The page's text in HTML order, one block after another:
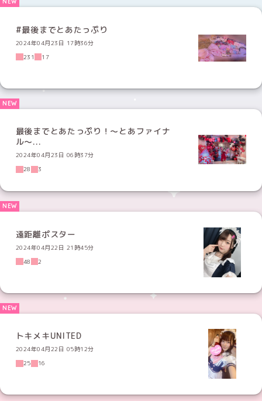
#最後までとあたっぷり
2024年04月23日 17時36分
231
17
最後までとあたっぷり！〜とあファイナ
ル〜...
2024年04月23日 06時37分
28
3
遠距離ポスター
2024年04月22日 21時45分
48
2
トキメキUNITED
2024年04月22日 05時12分
25
16